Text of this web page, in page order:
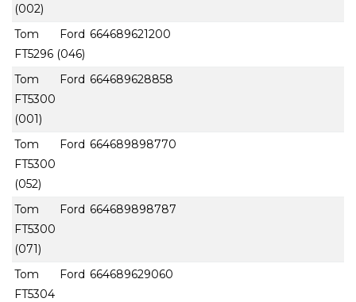
(002)
Tom Ford
FT5296 (046)
664689621200
Tom Ford
FT5300
(001)
664689628858
Tom Ford
FT5300
(052)
664689898770
Tom Ford
FT5300
(071)
664689898787
Tom Ford
FT5304
664689629060